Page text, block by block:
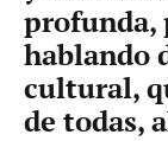
profunda,
hablando
cultural,
de todas,